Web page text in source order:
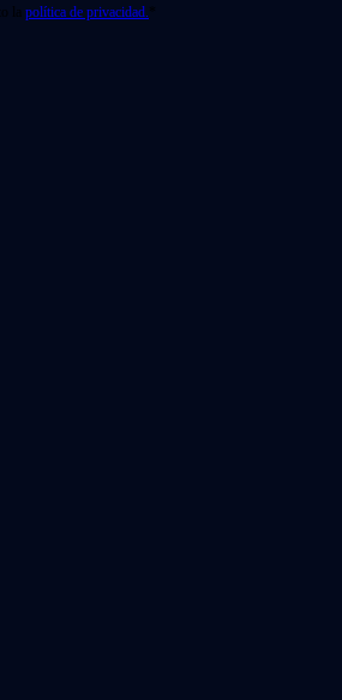
la política de privacidad. *